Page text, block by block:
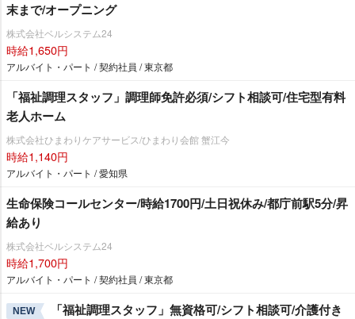
末まで/オープニング
株式会社ベルシステム24
時給1,650円
アルバイト・パート / 契約社員 / 東京都
「福祉調理スタッフ」調理師免許必須/シフト相談可/住宅型有料
老人ホーム
株式会社ひまわりケアサービス/ひまわり会館 蟹江今
時給1,140円
アルバイト・パート / 愛知県
生命保険コールセンター/時給1700円/土日祝休み/都庁前駅5分/昇
給あり
株式会社ベルシステム24
時給1,700円
アルバイト・パート / 契約社員 / 東京都
NEW
「福祉調理スタッフ」無資格可/シフト相談可/介護付き